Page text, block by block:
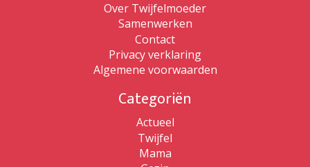
Over Twijfelmoeder
Samenwerken
Contact
Privacy verklaring
Algemene voorwaarden
Categoriën
Actueel
Twijfel
Mama